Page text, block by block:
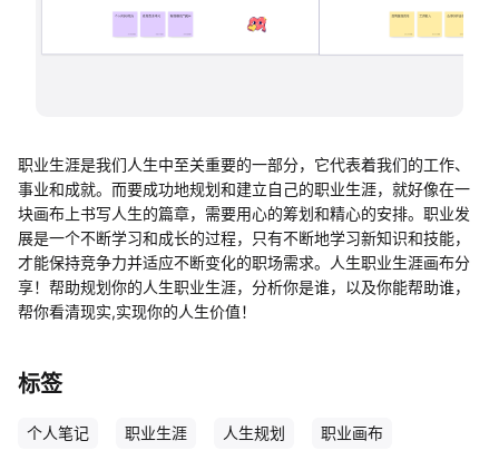
知识分享社区
职业生涯是我们人生中至关重要的一部分，它代表着我们的工作、
事业和成就。而要成功地规划和建立自己的职业生涯，就好像在一
块画布上书写人生的篇章，需要用心的筹划和精心的安排。职业发
展是一个不断学习和成长的过程，只有不断地学习新知识和技能，
才能保持竞争力并适应不断变化的职场需求。人生职业生涯画布分
享！帮助规划你的人生职业生涯，分析你是谁，以及你能帮助谁，
帮你看清现实,实现你的人生价值！
标签
个人笔记 职业生涯 人生规划 职业画布